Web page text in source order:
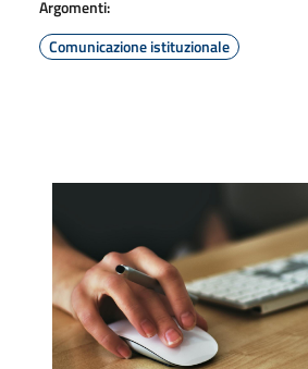
Argomenti:
Comunicazione istituzionale